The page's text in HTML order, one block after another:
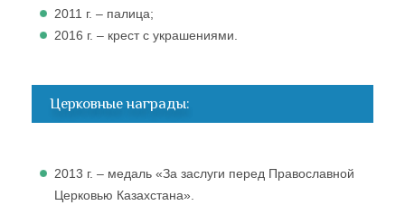
2011 г. – палица;
2016 г. – крест с украшениями.
Церковные награды:
2013 г. – медаль «За заслуги перед Православной
Церковью Казахстана».